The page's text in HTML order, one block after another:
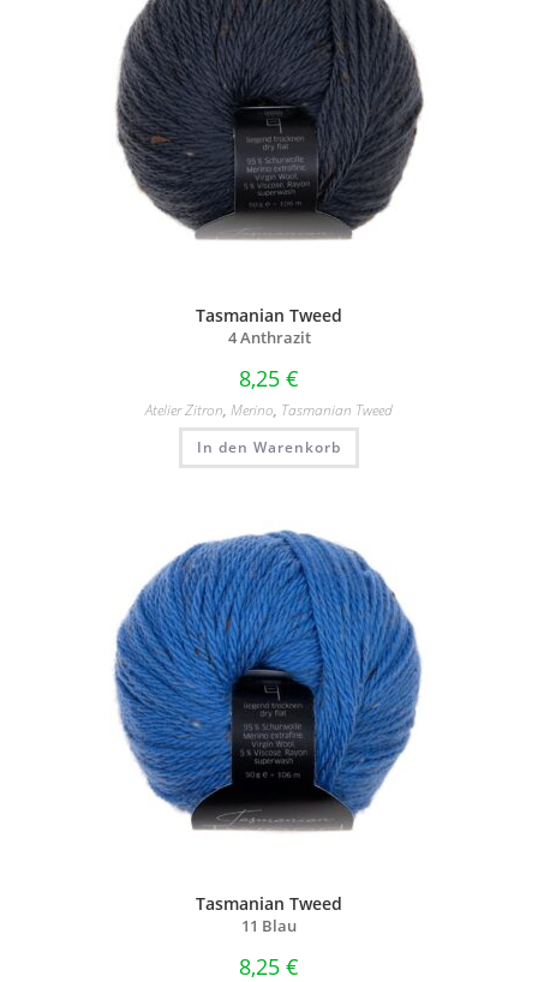
Tasmanian Tweed
4 Anthrazit
8,25 €
Atelier Zitron, Merino, Tasmanian Tweed
In den Warenkorb
Tasmanian Tweed
11 Blau
8,25 €